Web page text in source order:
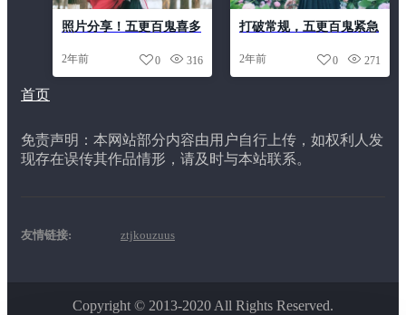
照片分享！五更百鬼喜多
2年前 316
0
打破常规，五更百鬼紧急
2年前 271
0
首页
免责声明：本网站部分内容由用户自行上传，如权利人发
现存在误传其作品情形，请及时与本站联系。
友情链接: ztjkouzuus
Copyright © 2013-2020 All Rights Reserved.